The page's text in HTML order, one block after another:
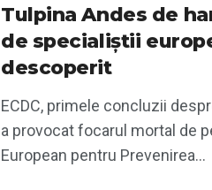
Tulpina Andes de
de specialiștii
descoperit
ECDC, primele concluzii
a provocat focarul mortal de
European pentru Prevenirea...